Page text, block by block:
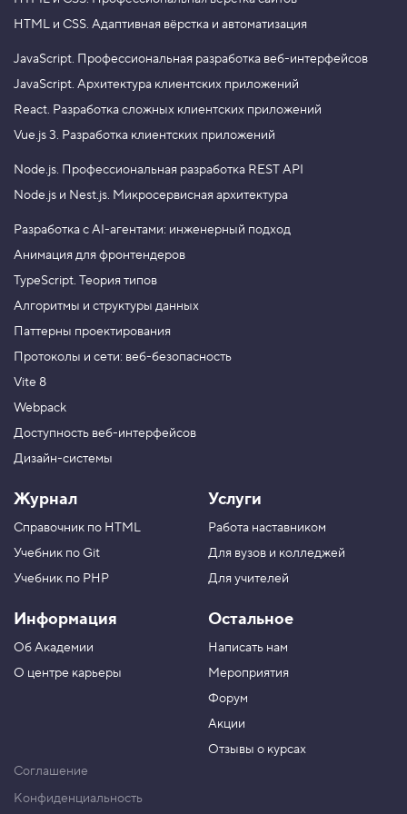
HTML и CSS. Адаптивная вёрстка и автоматизация
JavaScript. Профессиональная разработка веб-интерфейсов
JavaScript. Архитектура клиентских приложений
React. Разработка сложных клиентских приложений
Vue.js 3. Разработка клиентских приложений
Node.js. Профессиональная разработка REST API
Node.js и Nest.js. Микросервисная архитектура
Разработка с AI-агентами: инженерный подход
Анимация для фронтендеров
TypeScript. Теория типов
Алгоритмы и структуры данных
Паттерны проектирования
Протоколы и сети: веб-безопасность
Vite 8
Webpack
Доступность веб-интерфейсов
Дизайн-системы
Журнал
Справочник по HTML
Учебник по Git
Учебник по PHP
Информация
Об Академии
О центре карьеры
Услуги
Работа наставником
Для вузов и колледжей
Для учителей
Остальное
Написать нам
Мероприятия
Форум
Акции
Отзывы о курсах
Соглашение
Конфиденциальность